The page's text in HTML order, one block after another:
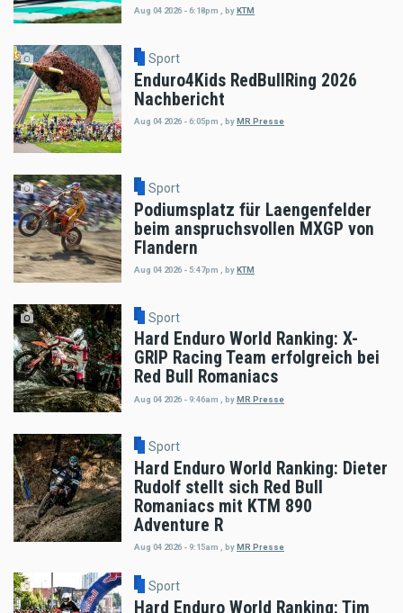
Aug 04 2026 - 6:18pm , byKTM
Sport
Enduro4Kids RedBullRing 2026
Nachbericht
Aug 04 2026 - 6:05pm byMR Presse
Sport
Podiumsplatz für Laengenfelder
beim anspruchsvollen MXGP von
Flandern
Aug 04 2026 - 5:47pm byKTM
Sport
Hard Enduro World Ranking: X-
GRIP Racing Team erfolgreich bei
Red Bull Romaniacs
Aug 04 2026 - 9:46am byMR Presse
Sport
Hard Enduro World Ranking: Dieter
Rudolf stellt sich Red Bull
Romaniacs mit KTM 890
Adventure R
Aug 04 2026 - 9:15am , by MR Presse
Sport
Hard Enduro World Ranking: Tim